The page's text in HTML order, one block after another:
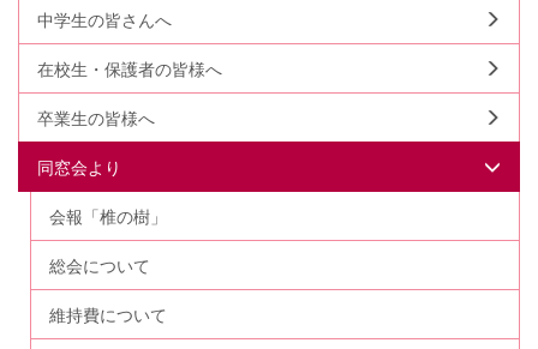
中学生の皆さんへ
在校生・保護者の皆様へ
卒業生の皆様へ
同窓会より
会報「椎の樹」
総会について
維持費について